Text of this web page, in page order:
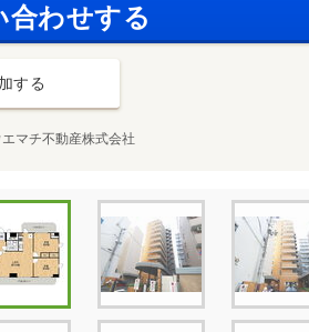
合わせする
する
マチ不動産株式会社